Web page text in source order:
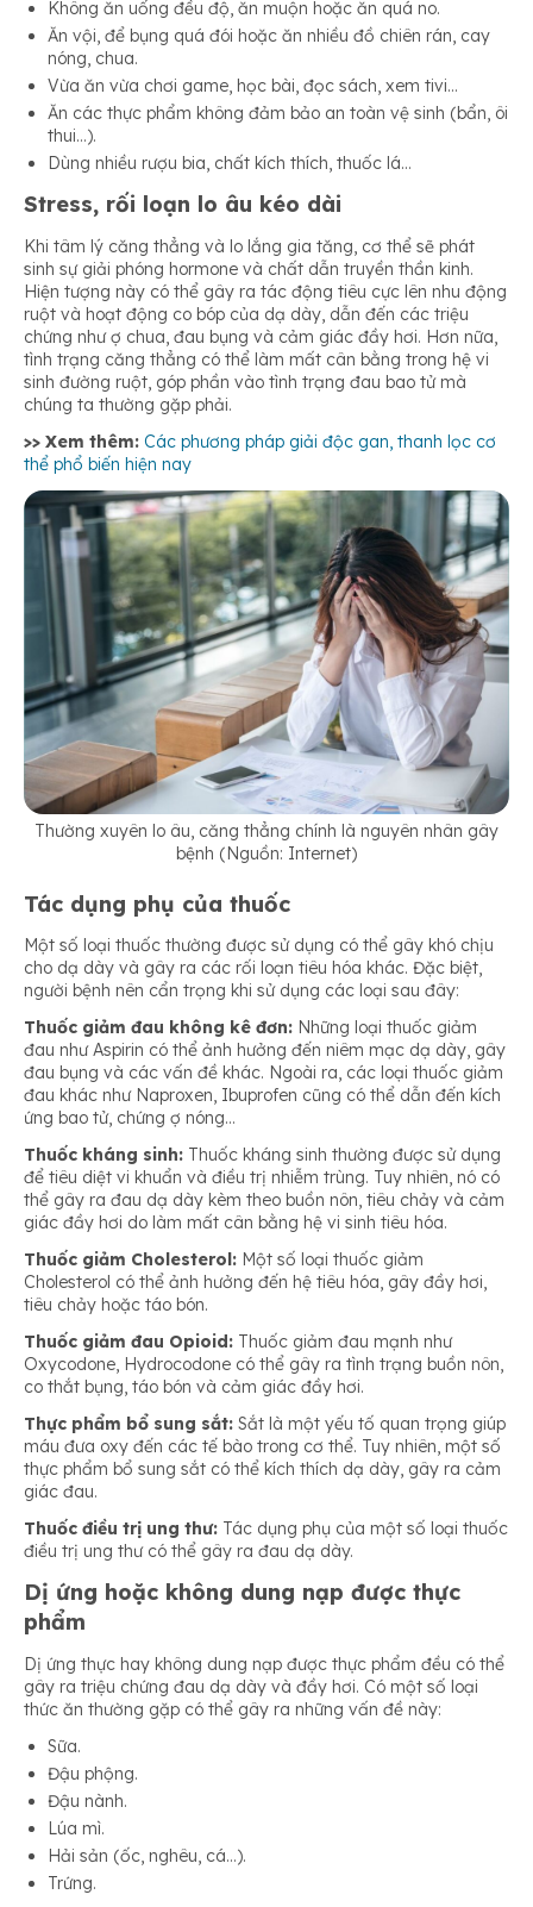
Không ăn uống đều độ, ăn muộn hoặc ăn quá no.
Ăn vội, để bụng quá đói hoặc ăn nhiều đồ chiên rán, cay
nóng, chua.
Vừa ăn vừa chơi game, học bài, đọc sách, xem tivi…
Ăn các thực phẩm không đảm bảo an toàn vệ sinh (bẩn, ôi
thui…).
Dùng nhiều rượu bia, chất kích thích, thuốc lá…
Stress, rối loạn lo âu kéo dài
Khi tâm lý căng thẳng và lo lắng gia tăng, cơ thể sẽ phát
sinh sự giải phóng hormone và chất dẫn truyền thần kinh.
Hiện tượng này có thể gây ra tác động tiêu cực lên nhu động
ruột và hoạt động co bóp của dạ dày, dẫn đến các triệu
chứng như ợ chua, đau bụng và cảm giác đầy hơi. Hơn nữa,
tình trạng căng thẳng có thể làm mất cân bằng trong hệ vi
sinh đường ruột, góp phần vào tình trạng đau bao tử mà
chúng ta thường gặp phải.
>> Xem thêm: Các phương pháp giải độc gan, thanh lọc cơ
thể phổ biến hiện nay
Thường xuyên lo âu, căng thẳng chính là nguyên nhân gây
bệnh (Nguồn: Internet)
Tác dụng phụ của thuốc
Một số loại thuốc thường được sử dụng có thể gây khó chịu
cho dạ dày và gây ra các rối loạn tiêu hóa khác. Đặc biệt,
người bệnh nên cẩn trọng khi sử dụng các loại sau đây:
Thuốc giảm đau không kê đơn: Những loại thuốc giảm
đau như Aspirin có thể ảnh hưởng đến niêm mạc dạ dày, gây
đau bụng và các vấn đề khác. Ngoài ra, các loại thuốc giảm
đau khác như Naproxen, Ibuprofen cũng có thể dẫn đến kích
ứng bao tử, chứng ợ nóng…
Thuốc kháng sinh: Thuốc kháng sinh thường được sử dụng
để tiêu diệt vi khuẩn và điều trị nhiễm trùng. Tuy nhiên, nó có
thể gây ra đau dạ dày kèm theo buồn nôn, tiêu chảy và cảm
giác đầy hơi do làm mất cân bằng hệ vi sinh tiêu hóa.
Thuốc giảm Cholesterol: Một số loại thuốc giảm
Cholesterol có thể ảnh hưởng đến hệ tiêu hóa, gây đầy hơi,
tiêu chảy hoặc táo bón.
Thuốc giảm đau Opioid: Thuốc giảm đau mạnh như
Oxycodone, Hydrocodone có thể gây ra tình trạng buồn nôn,
co thắt bụng, táo bón và cảm giác đầy hơi.
Thực phẩm bổ sung sắt: Sắt là một yếu tố quan trọng giúp
máu đưa oxy đến các tế bào trong cơ thể. Tuy nhiên, một số
thực phẩm bổ sung sắt có thể kích thích dạ dày, gây ra cảm
giác đau.
Thuốc điều trị ung thư: Tác dụng phụ của một số loại thuốc
điều trị ung thư có thể gây ra đau dạ dày.
Dị ứng hoặc không dung nạp được thực
phẩm
Dị ứng thực hay không dung nạp được thực phẩm đều có thể
gây ra triệu chứng đau dạ dày và đầy hơi. Có một số loại
thức ăn thường gặp có thể gây ra những vấn đề này:
Sữa.
Đậu phộng.
Đậu nành.
Lúa mì.
Hải sản (ốc, nghêu, cá…).
Trứng.